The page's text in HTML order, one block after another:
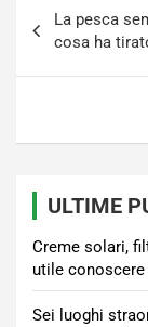
articoli
La pesca
cosa ha
ULTIME
Creme solari,
utile conoscere
Sei luoghi